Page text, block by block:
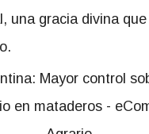
una gracia divina